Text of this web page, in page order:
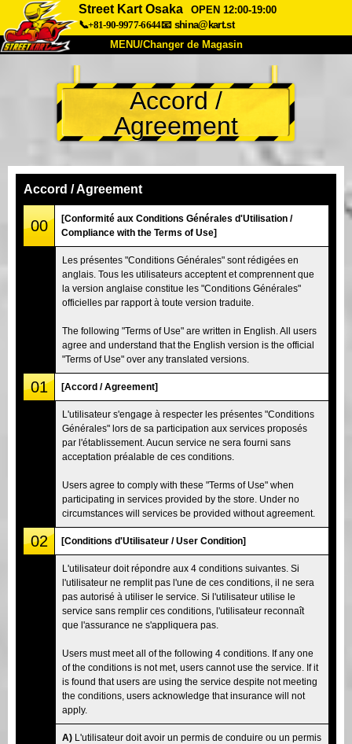
Street Kart Osaka
OPEN 12:00-19:00
📞+81-90-9977-6644📧 shina@kart.st
MENU/Changer de Magasin
À Propos Caractéristiques Tarifs
Accès Avis FAQ
Réservation
Changer de Magasin
Tokyo Shinagawa
Tokyo Akihabara#2
Tokyo Shibuya Annexe Baie de Tokyo
Tokyo Asakusa Osaka
Accord /
Agreement
Accord / Agreement
00
[Conformité aux Conditions Générales d'Utilisation /
Compliance with the Terms of Use]
Les présentes "Conditions Générales" sont rédigées en
anglais. Tous les utilisateurs acceptent et comprennent que
la version anglaise constitue les "Conditions Générales"
officielles par rapport à toute version traduite.
The following "Terms of Use" are written in English. All users
agree and understand that the English version is the official
"Terms of Use" over any translated versions.
01 [Accord / Agreement]
L'utilisateur s'engage à respecter les présentes "Conditions
Générales" lors de sa participation aux services proposés
par l'établissement. Aucun service ne sera fourni sans
acceptation préalable de ces conditions.
Users agree to comply with these "Terms of Use" when
participating in services provided by the store. Under no
circumstances will services be provided without agreement.
02 [Conditions d'Utilisateur / User Condition]
L'utilisateur doit répondre aux 4 conditions suivantes. Si
l'utilisateur ne remplit pas l'une de ces conditions, il ne sera
pas autorisé à utiliser le service. Si l'utilisateur utilise le
service sans remplir ces conditions, l'utilisateur reconnaît
que l'assurance ne s'appliquera pas.
Users must meet all of the following 4 conditions. If any one
of the conditions is not met, users cannot use the service. If it
is found that users are using the service despite not meeting
the conditions, users acknowledge that insurance will not
apply.
A) L'utilisateur doit avoir un permis de conduire ou un permis